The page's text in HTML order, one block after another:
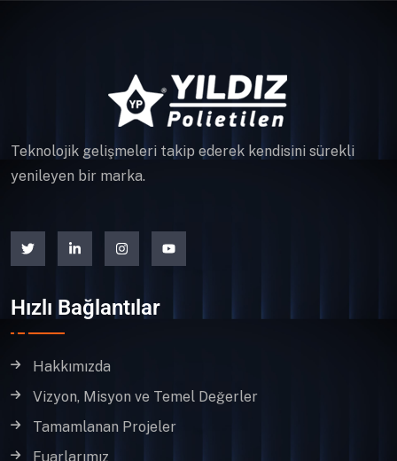
Teknolojik gelişmeleri takip ederek kendisini sürekli
yenileyen bir marka.
Hızlı Bağlantılar
Hakkımızda
Vizyon, Misyon ve Temel Değerler
Tamamlanan Projeler
Fuarlarımız